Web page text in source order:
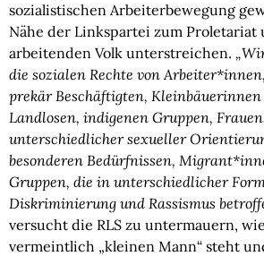
sozialistischen Arbeiterbewegung
Nähe der Linkspartei zum Proletariat
arbeitenden Volk unterstreichen.
die sozialen Rechte von
prekär Beschäftigten,
Landlosen, indigenen Gruppen,
unterschiedlicher sexueller
besonderen Bedürfnissen,
Gruppen, die in unterschiedlicher
Diskriminierung und Rassismus
versucht die RLS zu untermauern,
vermeintlich „kleinen Mann“ steht